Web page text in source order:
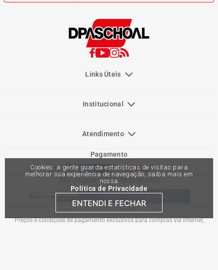
Cookies: a gente guarda estatísticas de visitas para
melhorar sua experiência de navegação, saiba mais em
nossa
Política de Privacidade
ENTENDI E FECHAR
Links Úteis
Institucional
Atendimento
Pagamento
Site Seguro e Reconhecimento
Preços e condições de pagamento exclusivos para compras via internet,